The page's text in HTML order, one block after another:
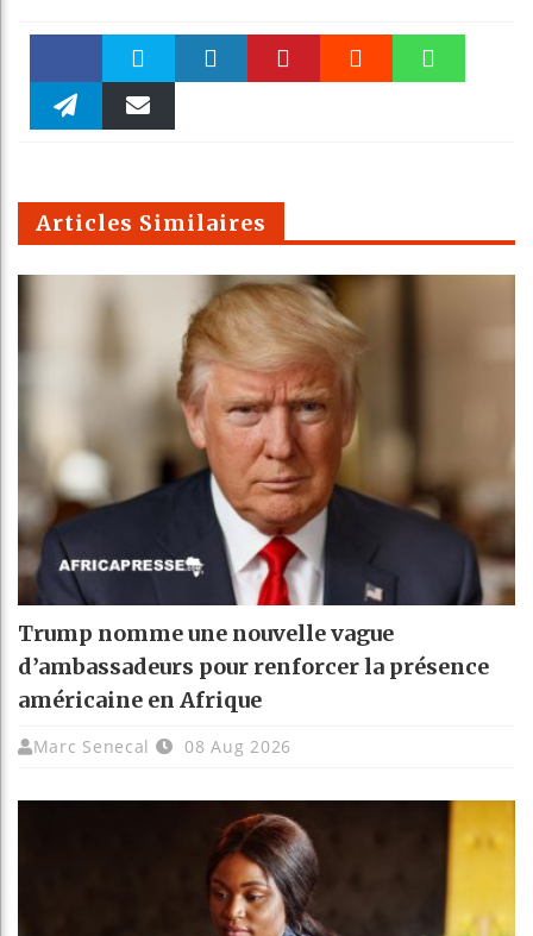
Faceboo Twitter
m
Articles Similaires
Trump nomme une nouvelle vague
d’ambassadeurs pour renforcer la présence
américaine en Afrique
Marc Senecal 08 Aug 2026